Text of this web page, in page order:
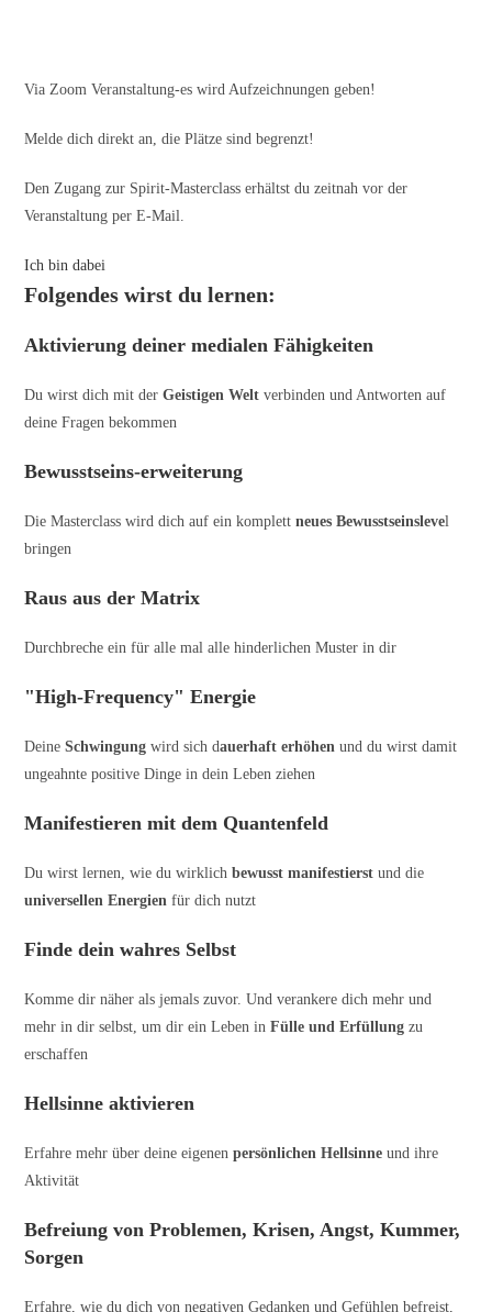
Via Zoom Veranstaltung-es wird Aufzeichnungen geben!
Melde dich direkt an, die Plätze sind begrenzt!
Den Zugang zur Spirit-Masterclass erhältst du zeitnah vor der
Veranstaltung per E-Mail.
Ich bin dabei
Folgendes wirst du lernen:
Aktivierung deiner medialen Fähigkeiten
Du wirst dich mit derGeistigen Welt verbinden und Antworten auf
deine Fragen bekommen
Bewusstseins-erweiterung
Die Masterclass wird dich auf ein komplettneues Bewusstseinslevel
bringen
Raus aus der Matrix
Durchbreche ein für alle mal alle hinderlichen Muster in dir
"High-Frequency" Energie
DeineSchwingung wird sich dauerhaft erhöhen und du wirst damit
ungeahnte positive Dinge in dein Leben ziehen
Manifestieren mit dem Quantenfeld
Du wirst lernen, wie du wirklichbewusst manifestierst und die
universellen Energien für dich nutzt
Finde dein wahres Selbst
Komme dir näher als jemals zuvor. Und verankere dich mehr und
mehr in dir selbst, um dir ein Leben in Fülle und Erfüllung zu
erschaffen
Hellsinne aktivieren
Erfahre mehr über deine eigenenpersönlichen Hellsinneund ihre
Aktivität
Befreiung von Problemen, Krisen, Angst, Kummer,
Sorgen
Erfahre, wie du dich von negativen Gedanken und Gefühlen befreist,